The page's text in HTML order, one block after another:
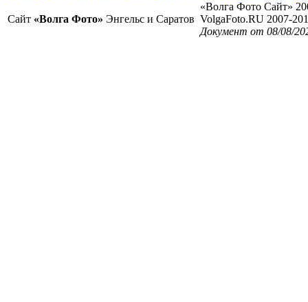
Сайт «Волга Фото» Энгельс и Саратов
«Волга Фото Сайт»
VolgaFoto.RU 2007-
Документ от 08/08/